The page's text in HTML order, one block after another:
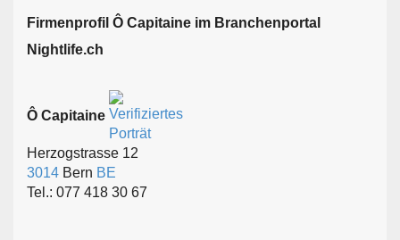
Firmen­profil Ô Capitaine im Branchen­portal
Nightlife.ch
Ô Capitaine
Herzogstrasse 12
3014 Bern BE
Tel.: 077 418 30 67